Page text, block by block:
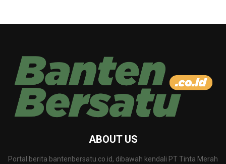
ABOUT US
Portal berita bantenbersatu.co.id, dibawah kendali PT Tinta Merah